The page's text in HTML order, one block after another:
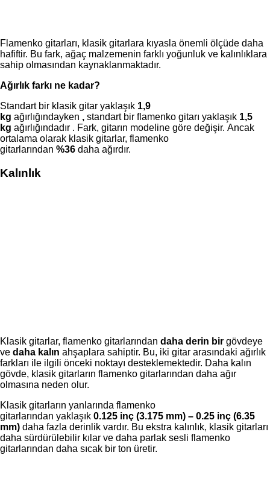
Flamenko gitarları, klasik gitarlara kıyasla önemli ölçüde daha
hafiftir. Bu fark, ağaç malzemenin farklı yoğunluk ve kalınlıklara
sahip olmasından kaynaklanmaktadır.
Ağırlık farkı ne kadar?
Standart bir klasik gitar yaklaşık 1,9
kg ağırlığındayken , standart bir flamenko gitarı yaklaşık 1,5
kg ağırlığındadır . Fark, gitarın modeline göre değişir. Ancak
ortalama olarak klasik gitarlar, flamenko
gitarlarından %36 daha ağırdır.
Kalınlık
Klasik gitarlar, flamenko gitarlarından daha derin bir gövdeye
ve daha kalın ahşaplara sahiptir. Bu, iki gitar arasındaki ağırlık
farkları ile ilgili önceki noktayı desteklemektedir. Daha kalın
gövde, klasik gitarların flamenko gitarlarından daha ağır
olmasına neden olur.
Klasik gitarların yanlarında flamenko
gitarlarından yaklaşık 0.125 inç (3.175 mm) – 0.25 inç (6.35
mm) daha fazla derinlik vardır. Bu ekstra kalınlık, klasik gitarları
daha sürdürülebilir kılar ve daha parlak sesli flamenko
gitarlarından daha sıcak bir ton üretir.